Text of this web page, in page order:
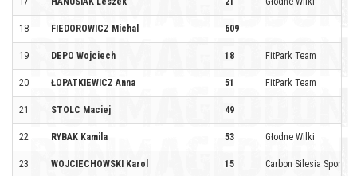
18 FIEDOROWICZ Michal 609
19 DEPO Wojciech 18 FitPark Team
20 ŁOPATKIEWICZ Anna 51 FitPark Team
21 STOLC Maciej 49
22 RYBAK Kamila 53 Głodne Wilki
23 WOJCIECHOWSKI Karol 15 Carbon Silesia Sport